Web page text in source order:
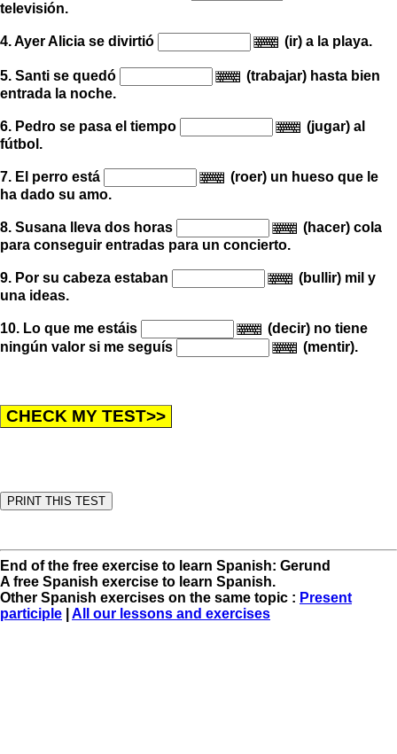
televisión.
4. Ayer Alicia se divirtió (ir) a la playa.
5. Santi se quedó
(trabajar) hasta bien
entrada la noche.
6. Pedro se pasa el tiempo
(jugar) al
fútbol.
7. El perro está
(roer) un hueso que le
ha dado su amo.
8. Susana lleva dos horas
(hacer) cola
para conseguir entradas para un concierto.
9. Por su cabeza estaban
(bullir) mil y
una ideas.
10. Lo que me estáis
(decir) no tiene
ningún valor si me seguís (mentir).
End of the free exercise to learn Spanish: Gerund
A free Spanish exercise to learn Spanish.
Other Spanish exercises on the same topic : Present
participle
All our lessons and exercises